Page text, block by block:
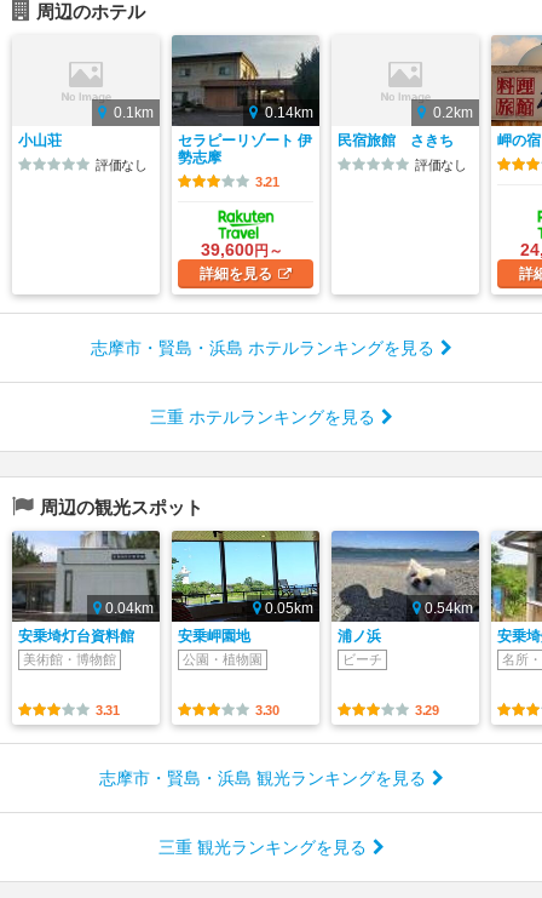
周辺のホテル
0.1km
小山荘
評価なし
0.14km
セラピーリゾート 伊
勢志摩
3.21
39,600円～
詳細を見る
0.2km
民宿旅館 さきち
評価なし
岬の
詳
志摩市・賢島・浜島 ホテルランキングを見る
三重 ホテルランキングを見る
周辺の観光スポット
0.04km
安乗埼灯台資料館
美術館・博物館
3.31
0.05km
安乗岬園地
公園・植物園
3.30
0.54km
浦ノ浜
ビーチ
3.29
安乗
名所
志摩市・賢島・浜島 観光ランキングを見る
三重 観光ランキングを見る